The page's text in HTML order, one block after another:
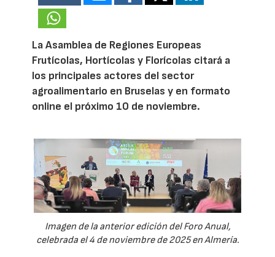
La Asamblea de Regiones Europeas
Frutícolas, Hortícolas y Florícolas citará a
los principales actores del sector
agroalimentario en Bruselas y en formato
online el próximo 10 de noviembre.
Imagen de la anterior edición del Foro Anual,
celebrada el 4 de noviembre de 2025 en Almería.